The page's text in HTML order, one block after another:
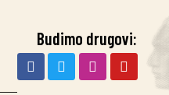
Budimo drugovi: